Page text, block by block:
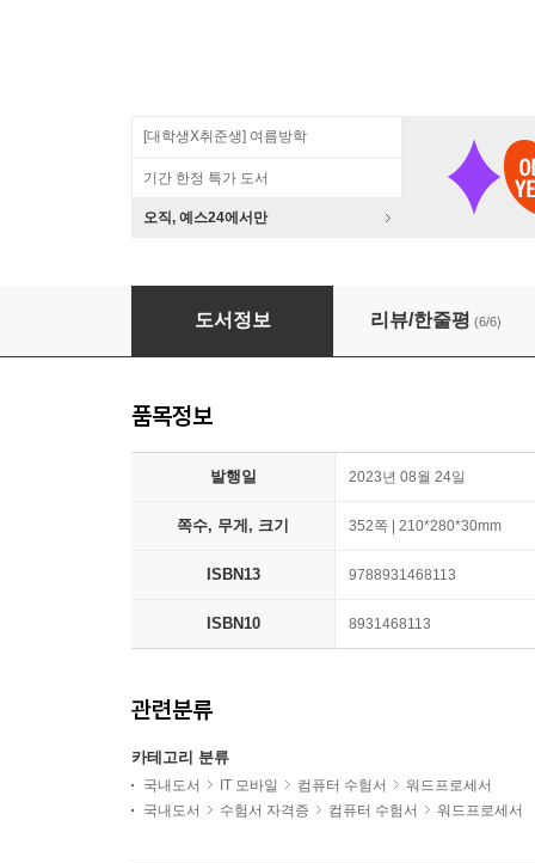
[대학생X취준생] 여름방학
기간 한정 특가 도서
오직, 예스24에서만
2024 이기적 워드프로세서 필기 최신문제집
도서정보 리뷰/한줄평 (6/6)
품목정보
발행일 2023년 08월 24일
쪽수, 무게, 크기 352쪽 | 210*280*30mm
ISBN13 9788931468113
ISBN10 8931468113
관련분류
카테고리 분류
국내도서 IT 모바일 컴퓨터 수험서
워드프로세서
국내도서
수험서 자격증 컴퓨터 수험서 워드프로세서